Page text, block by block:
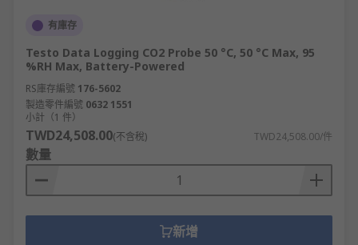
有庫存
Testo Data Logging CO2 Probe 50 °C, 50 °C Max, 95
%RH Max, Battery-Powered
RS庫存編號 176-5602
製造零件編號 0632 1551
小計（1 件）
TWD24,508.00(不含稅) TWD24,508.00/件
數量
新增